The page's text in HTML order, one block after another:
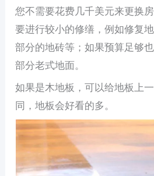
您不需要花费几千美元来更换
要进行较小的修缮，例如修复
部分的地砖等；如果预算足够
部分老式地面。
如果是木地板，可以给地板上
同，地板会好看的多。